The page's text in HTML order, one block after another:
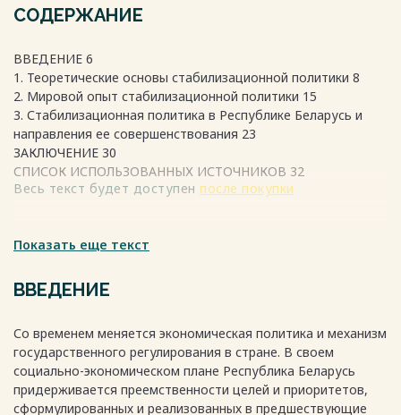
СОДЕРЖАНИЕ
ВВЕДЕНИЕ 6
1. Теоретические основы стабилизационной политики 8
2. Мировой опыт стабилизационной политики 15
3. Стабилизационная политика в Республике Беларусь и
направления ее совершенствования 23
ЗАКЛЮЧЕНИЕ 30
СПИСОК ИСПОЛЬЗОВАННЫХ ИСТОЧНИКОВ 32
Весь текст будет доступен после покупки
Показать еще текст
ВВЕДЕНИЕ
Со временем меняется экономическая политика и механизм
государственного регулирования в стране. В своем
социально-экономическом плане Республика Беларусь
придерживается преемственности целей и приоритетов,
сформулированных и реализованных в предшествующие